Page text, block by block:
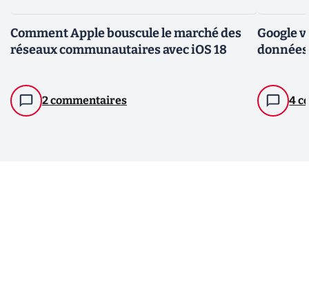
Comment Apple bouscule le marché des
réseaux communautaires avec iOS 18
2 commentaires
Google
4